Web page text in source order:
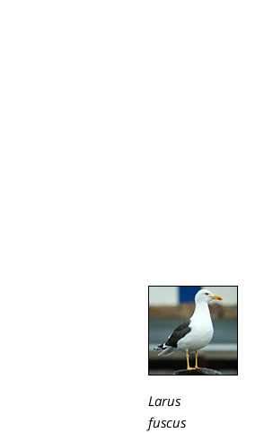
Larus
fuscus